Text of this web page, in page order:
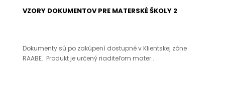
VZORY DOKUMENTOV PRE MATERSKÉ ŠKOLY 2
Dokumenty sú po zakúpení dostupné v Klientskej zóne
RAABE. Produkt je určený riaditeľom mater..